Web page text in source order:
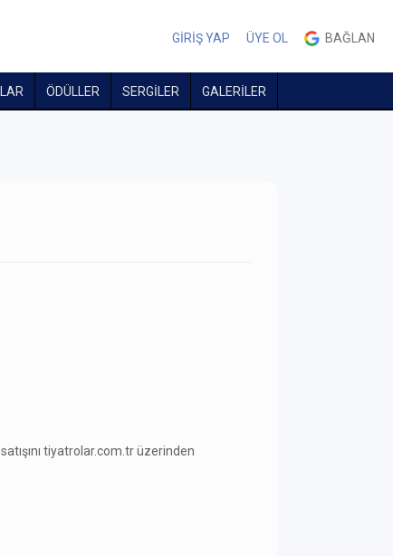
GİRİŞ YAP ÜYE OL BAĞLAN
ÖDÜLLER SERGİLER GALERİLER
tiyatrolar.com.tr üzerinden